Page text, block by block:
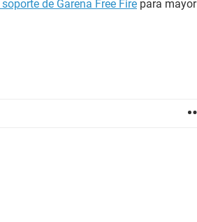
de Garena Free Fire para mayor